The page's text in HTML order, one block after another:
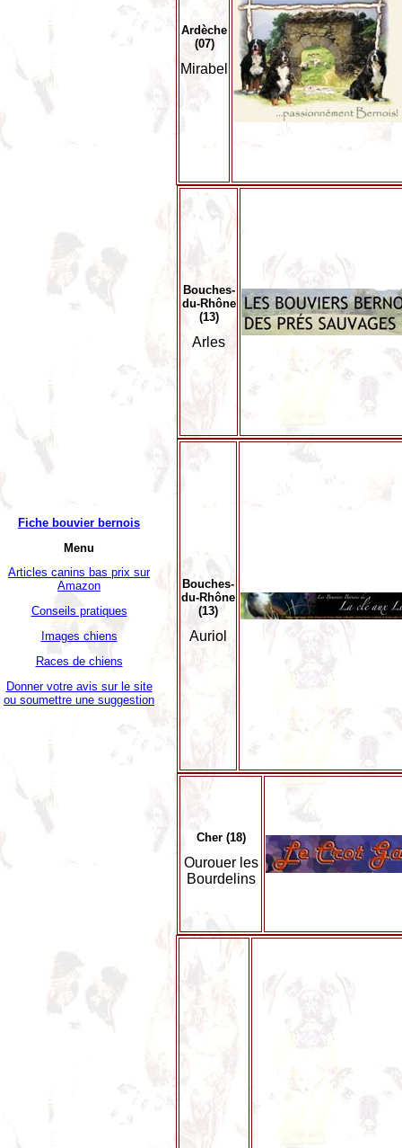
Fiche bouvier bernois
Menu
Articles canins bas prix sur
Amazon
Conseils pratiques
Images chiens
Races de chiens
Donner votre avis sur le site
ou soumettre une suggestion
Ardèche
(07)
Mirabel
Bouches-
du-Rhône
(13)
Arles
Bouches-
du-Rhône
(13)
Auriol
Cher (18)
Ourouer les
Bourdelins